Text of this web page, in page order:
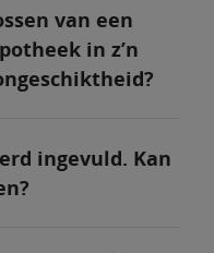
van een
in z’n
ingevuld. Kan